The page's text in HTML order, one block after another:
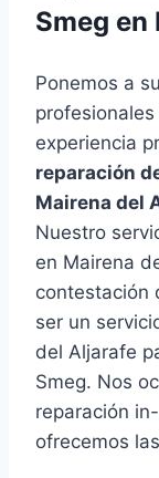
Smeg
Ponemos a
experiencia
reparación
Mairena del
Nuestro
en Mairena
contestación
ser un
del Aljarafe
Smeg. Nos
reparación
ofrecemos